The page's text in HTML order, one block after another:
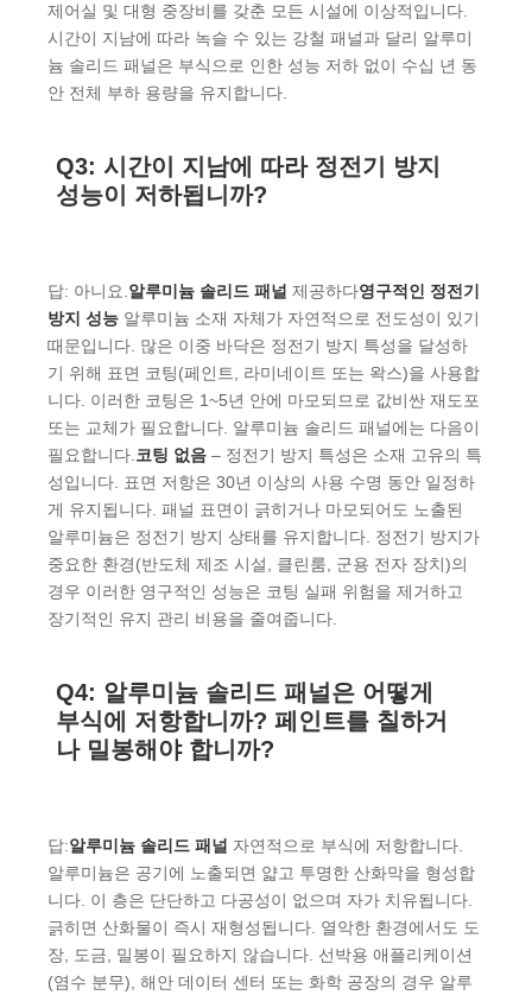
제어실 및 대형 중장비를 갖춘 모든 시설에 이상적입니다.
시간이 지남에 따라 녹슬 수 있는 강철 패널과 달리 알루미
늄 솔리드 패널은 부식으로 인한 성능 저하 없이 수십 년 동
안 전체 부하 용량을 유지합니다.
Q3: 시간이 지남에 따라 정전기 방지
성능이 저하됩니까?
답: 아니요.알루미늄 솔리드 패널 제공하다영구적인 정전기
방지 성능 알루미늄 소재 자체가 자연적으로 전도성이 있기
때문입니다. 많은 이중 바닥은 정전기 방지 특성을 달성하
기 위해 표면 코팅(페인트, 라미네이트 또는 왁스)을 사용합
니다. 이러한 코팅은 1~5년 안에 마모되므로 값비싼 재도포
또는 교체가 필요합니다. 알루미늄 솔리드 패널에는 다음이
필요합니다.코팅 없음 – 정전기 방지 특성은 소재 고유의 특
성입니다. 표면 저항은 30년 이상의 사용 수명 동안 일정하
게 유지됩니다. 패널 표면이 긁히거나 마모되어도 노출된
알루미늄은 정전기 방지 상태를 유지합니다. 정전기 방지가
중요한 환경(반도체 제조 시설, 클린룸, 군용 전자 장치)의
경우 이러한 영구적인 성능은 코팅 실패 위험을 제거하고
장기적인 유지 관리 비용을 줄여줍니다.
Q4: 알루미늄 솔리드 패널은 어떻게
부식에 저항합니까? 페인트를 칠하거
나 밀봉해야 합니까?
답:알루미늄 솔리드 패널 자연적으로 부식에 저항합니다.
알루미늄은 공기에 노출되면 얇고 투명한 산화막을 형성합
니다. 이 층은 단단하고 다공성이 없으며 자가 치유됩니다.
긁히면 산화물이 즉시 재형성됩니다. 열악한 환경에서도 도
장, 도금, 밀봉이 필요하지 않습니다. 선박용 애플리케이션
(염수 분무), 해안 데이터 센터 또는 화학 공장의 경우 알루